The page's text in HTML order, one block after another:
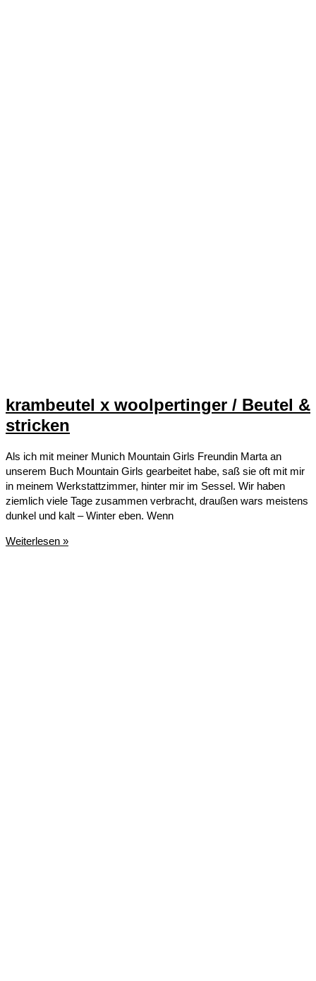
krambeutel x woolpertinger / Beutel &
stricken
Als ich mit meiner Munich Mountain Girls Freundin Marta an
unserem Buch Mountain Girls gearbeitet habe, saß sie oft mit mir
in meinem Werkstattzimmer, hinter mir im Sessel. Wir haben
ziemlich viele Tage zusammen verbracht, draußen wars meistens
dunkel und kalt – Winter eben. Wenn
krambeutel
Weiterlesen »